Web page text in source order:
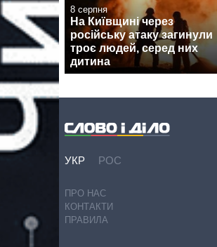
8 серпня
На Київщині через
російську атаку загинули
троє людей, серед них
дитина
УКР РОС
ПРО НАС
КОНТАКТИ
ПРАВИЛА